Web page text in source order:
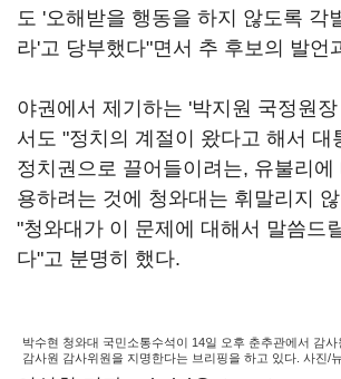
도 '오해받을 행동을 하지 않도록 각
라'고 당부했다"면서 추 후보의 발언
야권에서 제기하는 '박지원 국정원
서도 "정치의 계절이 왔다고 해서 대
정치권으로 끌어들이려는, 유불리에
용하려는 것에 청와대는 휘말리지
"청와대가 이 문제에 대해서 말씀드
다"고 분명히 했다.
박수현 청와대 국민소통수석이 14일 오후 춘추관에서 감
감사원 감사위원을 지명한다는 브리핑을 하고 있다. 사진/